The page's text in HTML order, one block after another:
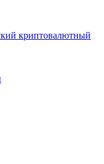
криптовалютный